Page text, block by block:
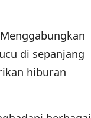
di sepanjang
hiburan